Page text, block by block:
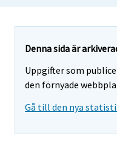
Denna sida är
Uppgifter som
den förnyade
Gå till den nya